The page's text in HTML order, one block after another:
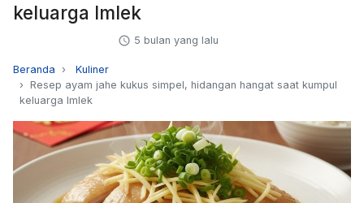
keluarga Imlek
5 bulan yang lalu
Beranda
Kuliner
Resep ayam jahe kukus simpel, hidangan hangat saat kumpul
keluarga Imlek